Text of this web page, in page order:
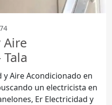
Aire
y Aire Acondicionado en
Er Electricidad y